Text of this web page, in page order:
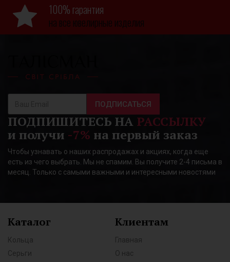
100% гарантия
на все ювелирные изделия
ПОДПИСАТЬСЯ
ПОДПИШИТЕСЬ НА РАССЫЛКУ
и получи -7% на первый заказ
Чтобы узнавать о наших распродажах и акциях, когда еще
есть из чего выбрать. Мы не спамим. Вы получите 2-4 письма в
месяц. Только с самыми важными и интересными новостями
Каталог
Кольца
Серьги
Клиентам
Главная
О нас